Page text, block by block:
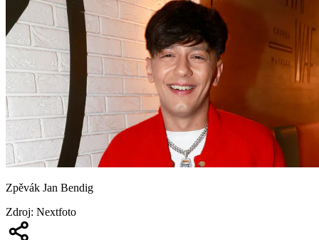
Zpěvák Jan Bendig
Zdroj: Nextfoto